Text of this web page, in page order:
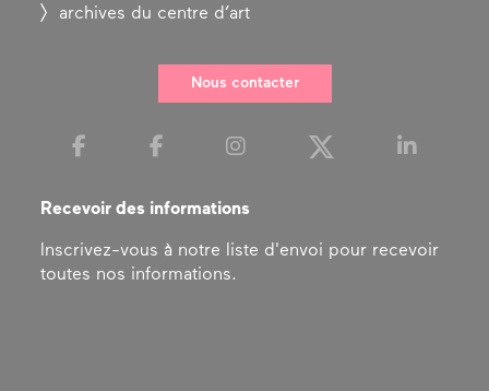
archives du centre d’art
Nous contacter
Recevoir des informations
Inscrivez-vous à notre liste d'envoi pour recevoir
toutes nos informations.